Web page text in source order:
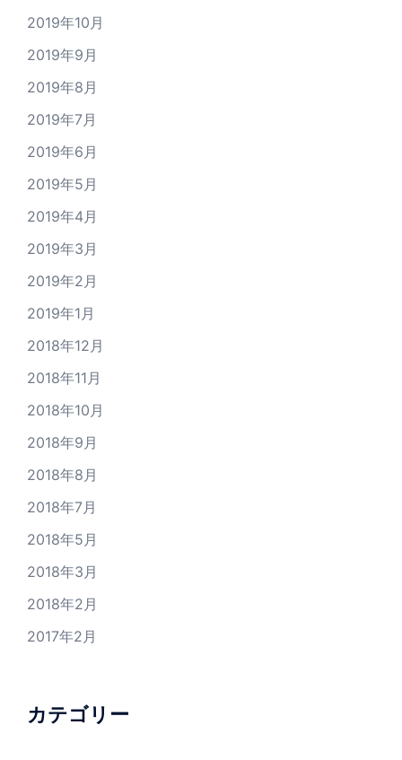
2019年10月
2019年9月
2019年8月
2019年7月
2019年6月
2019年5月
2019年4月
2019年3月
2019年2月
2019年1月
2018年12月
2018年11月
2018年10月
2018年9月
2018年8月
2018年7月
2018年5月
2018年3月
2018年2月
2017年2月
カテゴリー